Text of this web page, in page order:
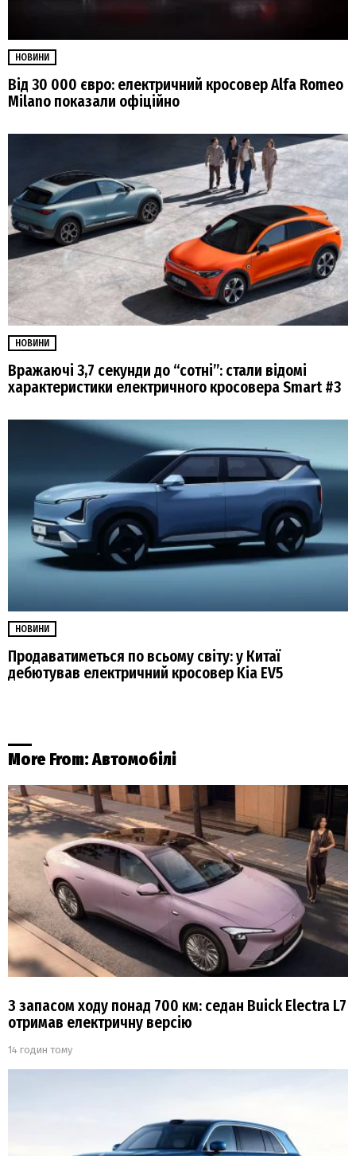
НОВИНИ
Від 30 000 євро: електричний кросовер Alfa Romeo
Milano показали офіційно
НОВИНИ
Вражаючі 3,7 секунди до “сотні”: стали відомі
характеристики електричного кросовера Smart #3
НОВИНИ
Продаватиметься по всьому світу: у Китаї
дебютував електричний кросовер Kia EV5
More From:Автомобілі
З запасом ходу понад 700 км: седан Buick Electra L7
отримав електричну версію
14 годин тому